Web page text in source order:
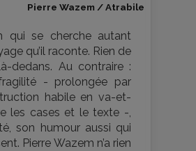
Pierre Wazem / Atrabile
qui se cherche autant
qu’il raconte. Rien de
dedans. Au contraire :
- prolongée par
habile en va-et-
les cases et le texte -,
son humour aussi qui
Pierre Wazem n’a rien